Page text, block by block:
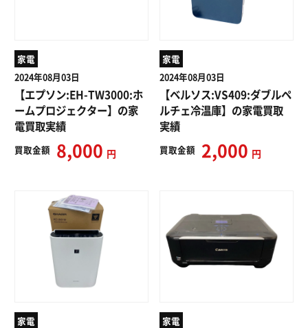
家電
2024年08月03日
【エプソン:EH-TW3000:ホ
ームプロジェクター】の家
電買取実績
買取金額 8,000 円
家電
2024年08月03日
【ベルソス:VS409:ダブルペ
ルチェ冷温庫】の家電買取
実績
買取金額 2,000 円
家電
家電